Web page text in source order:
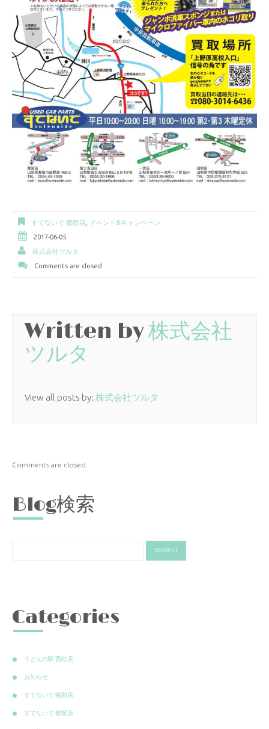
すてないで 都留店 イベント&キャンペーン
2017-06-05
株式会社ツルタ
Comments are closed
Written by株式会社
ツルタ
View all posts by: 株式会社ツルタ
Comments are closed.
Blog検索
Categories
うどんの駅 西桂店
お知らせ
すてないで 昭和店
すてないで 都留店